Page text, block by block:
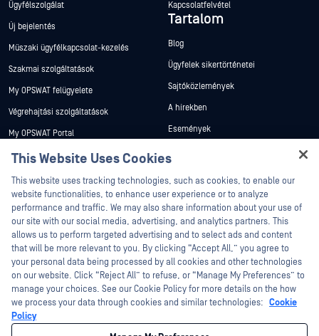
Ügyfélszolgálat
Új bejelentés
Műszaki ügyfélkapcsolat-kezelés
Szakmai szolgáltatások
My OPSWAT felügyelete
Végrehajtási szolgáltatások
My OPSWAT Portal
Műszaki dokumentáció
Képzések
Biztonsági sebezhetőségi program
Partnerek
Tanúsítvány
Technológiai partnerek
Channel partner program
Kapcsolatfelvétel
Tartalom
Blog
Ügyfelek sikertörténetei
Sajtóközlemények
A hírekben
Események
Fehér könyvek
©2026 OPSWAT . Minden jog fenntartva. OPSWAT, MetaDefender, Metascan,
MetaAccess, az OPSWAT , Trust no File. Trust No Device., OPSWAT , Protecting the
This Website Uses Cookies
This website uses tracking technologies, such as cookies, to enable our
website functionalities, to enhance user experience or to analyze
performance and traffic. We may also share information about your use of
our site with our social media, advertising, and analytics partners. This
allows us to perform targeted advertising and to select ads and content
that will be more relevant to you. By clicking “Accept All,” you agree to
your personal data being processed by all cookies and other technologies
on our website. Click “Reject All” to refuse, or “Manage My Preferences” to
manage your choices. See our Cookie Policy for more details on the how
we process your data through cookies and similar technologies: Cookie
Policy
Hey there!
I'm Ozzy, your OPSWAT virtual assistant.
How can I help you secure what's critical
today?